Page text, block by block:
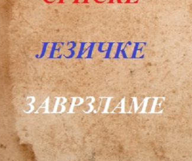
31 MAY
РОЂЕН ЈЕ ПИЈАНИСТА АЛЕКСАНДАР
МАЏАР